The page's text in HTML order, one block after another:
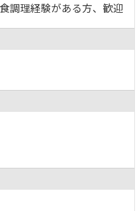
調理経験がある方、歓迎